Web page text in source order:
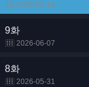
2026-06-14
9화
2026-06-07
8화
2026-05-31